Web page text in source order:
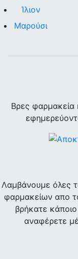
Ίλιον
Μαρούσι
Βρες
Λαμβάνουμε όλες
φαρμακείων απο
βρήκατε
αναφέρετε